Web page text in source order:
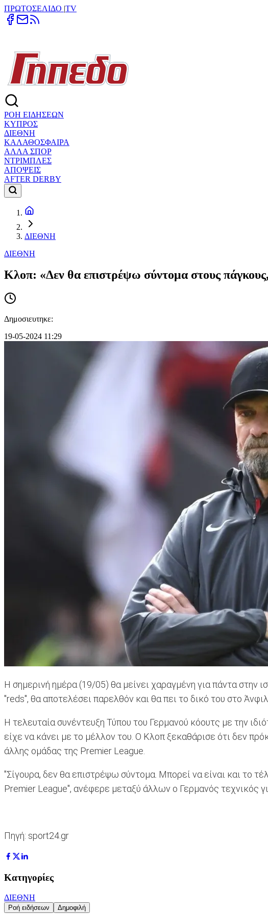
ΠΡΩΤΟΣΕΛΙΔΟ |TV
ΡΟΗ ΕΙΔΗΣΕΩΝ
ΚΥΠΡΟΣ
ΔΙΕΘΝΗ
ΚΑΛΑΘΟΣΦΑΙΡΑ
ΑΛΛΑ ΣΠΟΡ
ΝΤΡΙΜΠΛΕΣ
ΑΠΟΨΕΙΣ
AFTER DERBY
ΔΙΕΘΝΗ
ΔΙΕΘΝΗ
Κλοπ: «Δεν θα επιστρέψω σύντομα στους πάγκους,
Δημοσιευτηκε:
19-05-2024 11:29
Η σημερινή ημέρα (19/05) θα μείνει χαραγμένη για πάντα
"reds", θα αποτελέσει παρελθόν και θα πει το δικό του στο
Η τελευταία συνέντευξη Τύπου του Γερμανού κόουτς με την
είχε να κάνει με το μέλλον του. Ο Κλοπ ξεκαθάρισε ότι δεν
άλλης ομάδας της Premier League.
"Σίγουρα, δεν θα επιστρέψω σύντομα. Μπορεί να είναι και το
Premier League", ανέφερε μεταξύ άλλων ο Γερμανός τεχνικός
Πηγή: sport24.gr
Κατηγορίες
ΔΙΕΘΝΗ
Ροή ειδήσεων Δημοφιλή